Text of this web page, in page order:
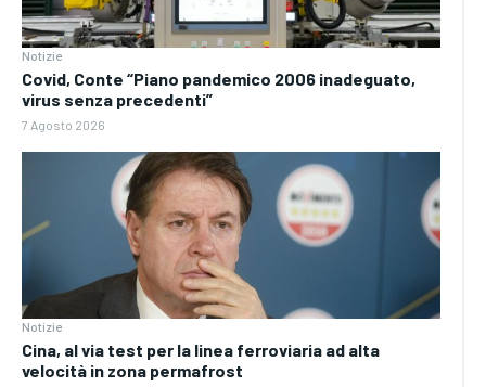
Notizie
Covid, Conte “Piano pandemico 2006 inadeguato,
virus senza precedenti”
7 Agosto 2026
Notizie
Cina, al via test per la linea ferroviaria ad alta
velocità in zona permafrost